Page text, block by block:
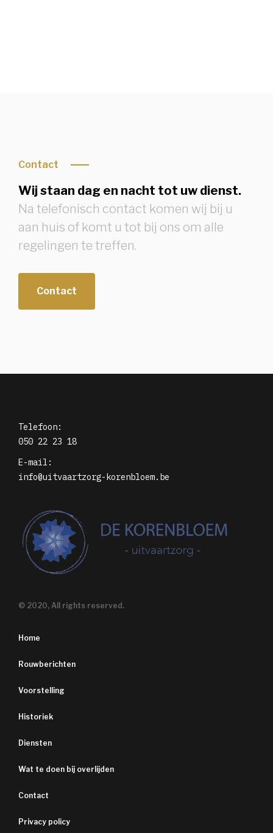
Contact
Wij staan dag en nacht tot uw dienst.
Na telefonisch contact komen wij bij u
aan huis of komt u tot bij ons om alle
regelingen te treffen.
Contact
Telefoon:
050 22 23 18
E-mail:
info@uitvaartzorg-korenbloem.be
© 2020, All rights reserved.
Home
Rouwberichten
Voorstelling
Historiek
Diensten
Wat te doen bij overlijden
Contact
Privacy policy